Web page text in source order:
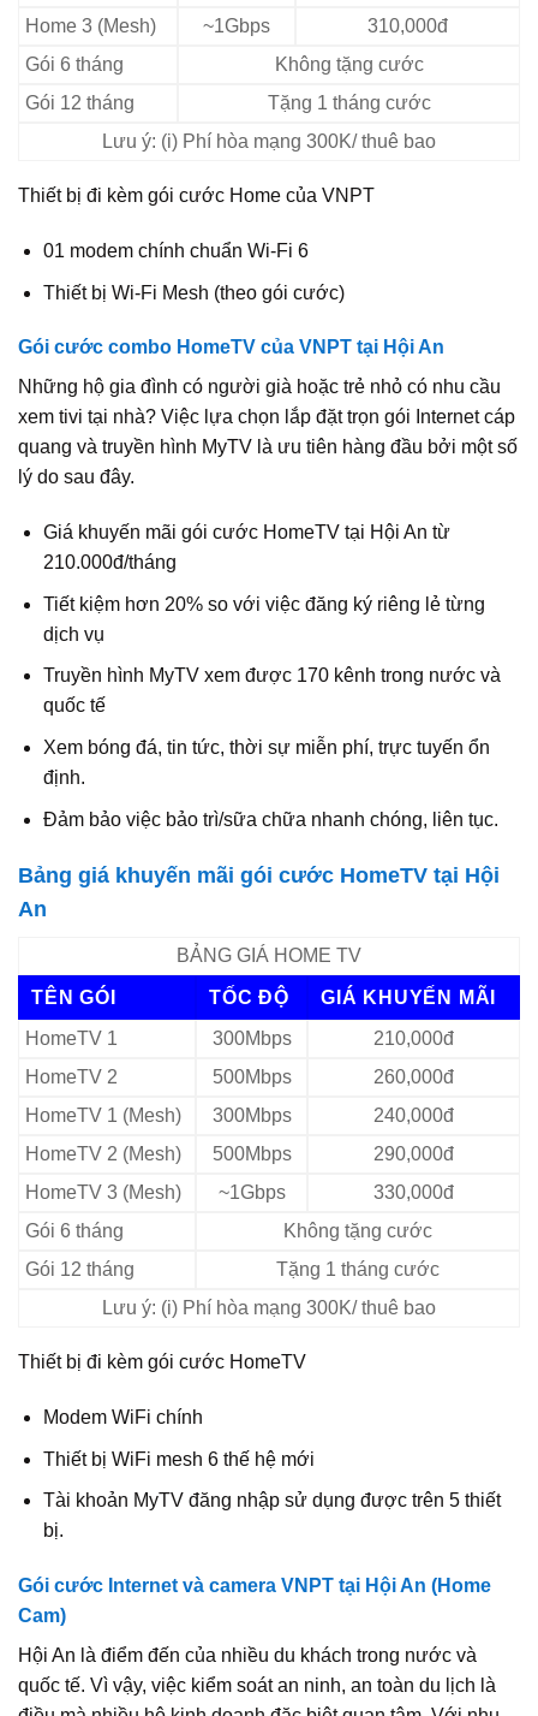
Home 3 (Mesh)
~1Gbps
310,000đ
Gói 6 tháng
Không tặng cước
Gói 12 tháng
Tặng 1 tháng cước
Lưu ý: (i) Phí hòa mạng 300K/ thuê bao
Thiết bị đi kèm gói cước Home của VNPT
01 modem chính chuẩn Wi-Fi 6
Thiết bị Wi-Fi Mesh (theo gói cước)
Gói cước combo HomeTV của VNPT tại Hội An
Những hộ gia đình có người già hoặc trẻ nhỏ có nhu cầu
xem tivi tại nhà? Việc lựa chọn lắp đặt trọn gói Internet cáp
quang và truyền hình MyTV là ưu tiên hàng đầu bởi một số
lý do sau đây.
Giá khuyến mãi gói cước HomeTV tại Hội An từ
210.000đ/tháng
Tiết kiệm hơn 20% so với việc đăng ký riêng lẻ từng
dịch vụ
Truyền hình MyTV xem được 170 kênh trong nước và
quốc tế
Xem bóng đá, tin tức, thời sự miễn phí, trực tuyến ổn
định.
Đảm bảo việc bảo trì/sữa chữa nhanh chóng, liên tục.
Bảng giá khuyến mãi gói cước HomeTV tại Hội
An
BẢNG GIÁ HOME TV
TÊN GÓI TỐC ĐỘ
GIÁ KHUYẾN MÃI
HomeTV 1
300Mbps
210,000đ
HomeTV 2
500Mbps
260,000đ
HomeTV 1 (Mesh)
300Mbps
240,000đ
HomeTV 2 (Mesh)
500Mbps
290,000đ
HomeTV 3 (Mesh)
~1Gbps
330,000đ
Gói 6 tháng
Không tặng cước
Gói 12 tháng
Tặng 1 tháng cước
Lưu ý: (i) Phí hòa mạng 300K/ thuê bao
Thiết bị đi kèm gói cước HomeTV
Modem WiFi chính
Thiết bị WiFi mesh 6 thế hệ mới
Tài khoản MyTV đăng nhập sử dụng được trên 5 thiết
bị.
Gói cước Internet và camera VNPT tại Hội An (Home
Cam)
Hội An là điểm đến của nhiều du khách trong nước và
quốc tế. Vì vậy, việc kiểm soát an ninh, an toàn du lịch là